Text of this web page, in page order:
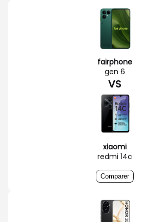
fairphone
gen 6
VS
xiaomi
redmi 14c
Comparer